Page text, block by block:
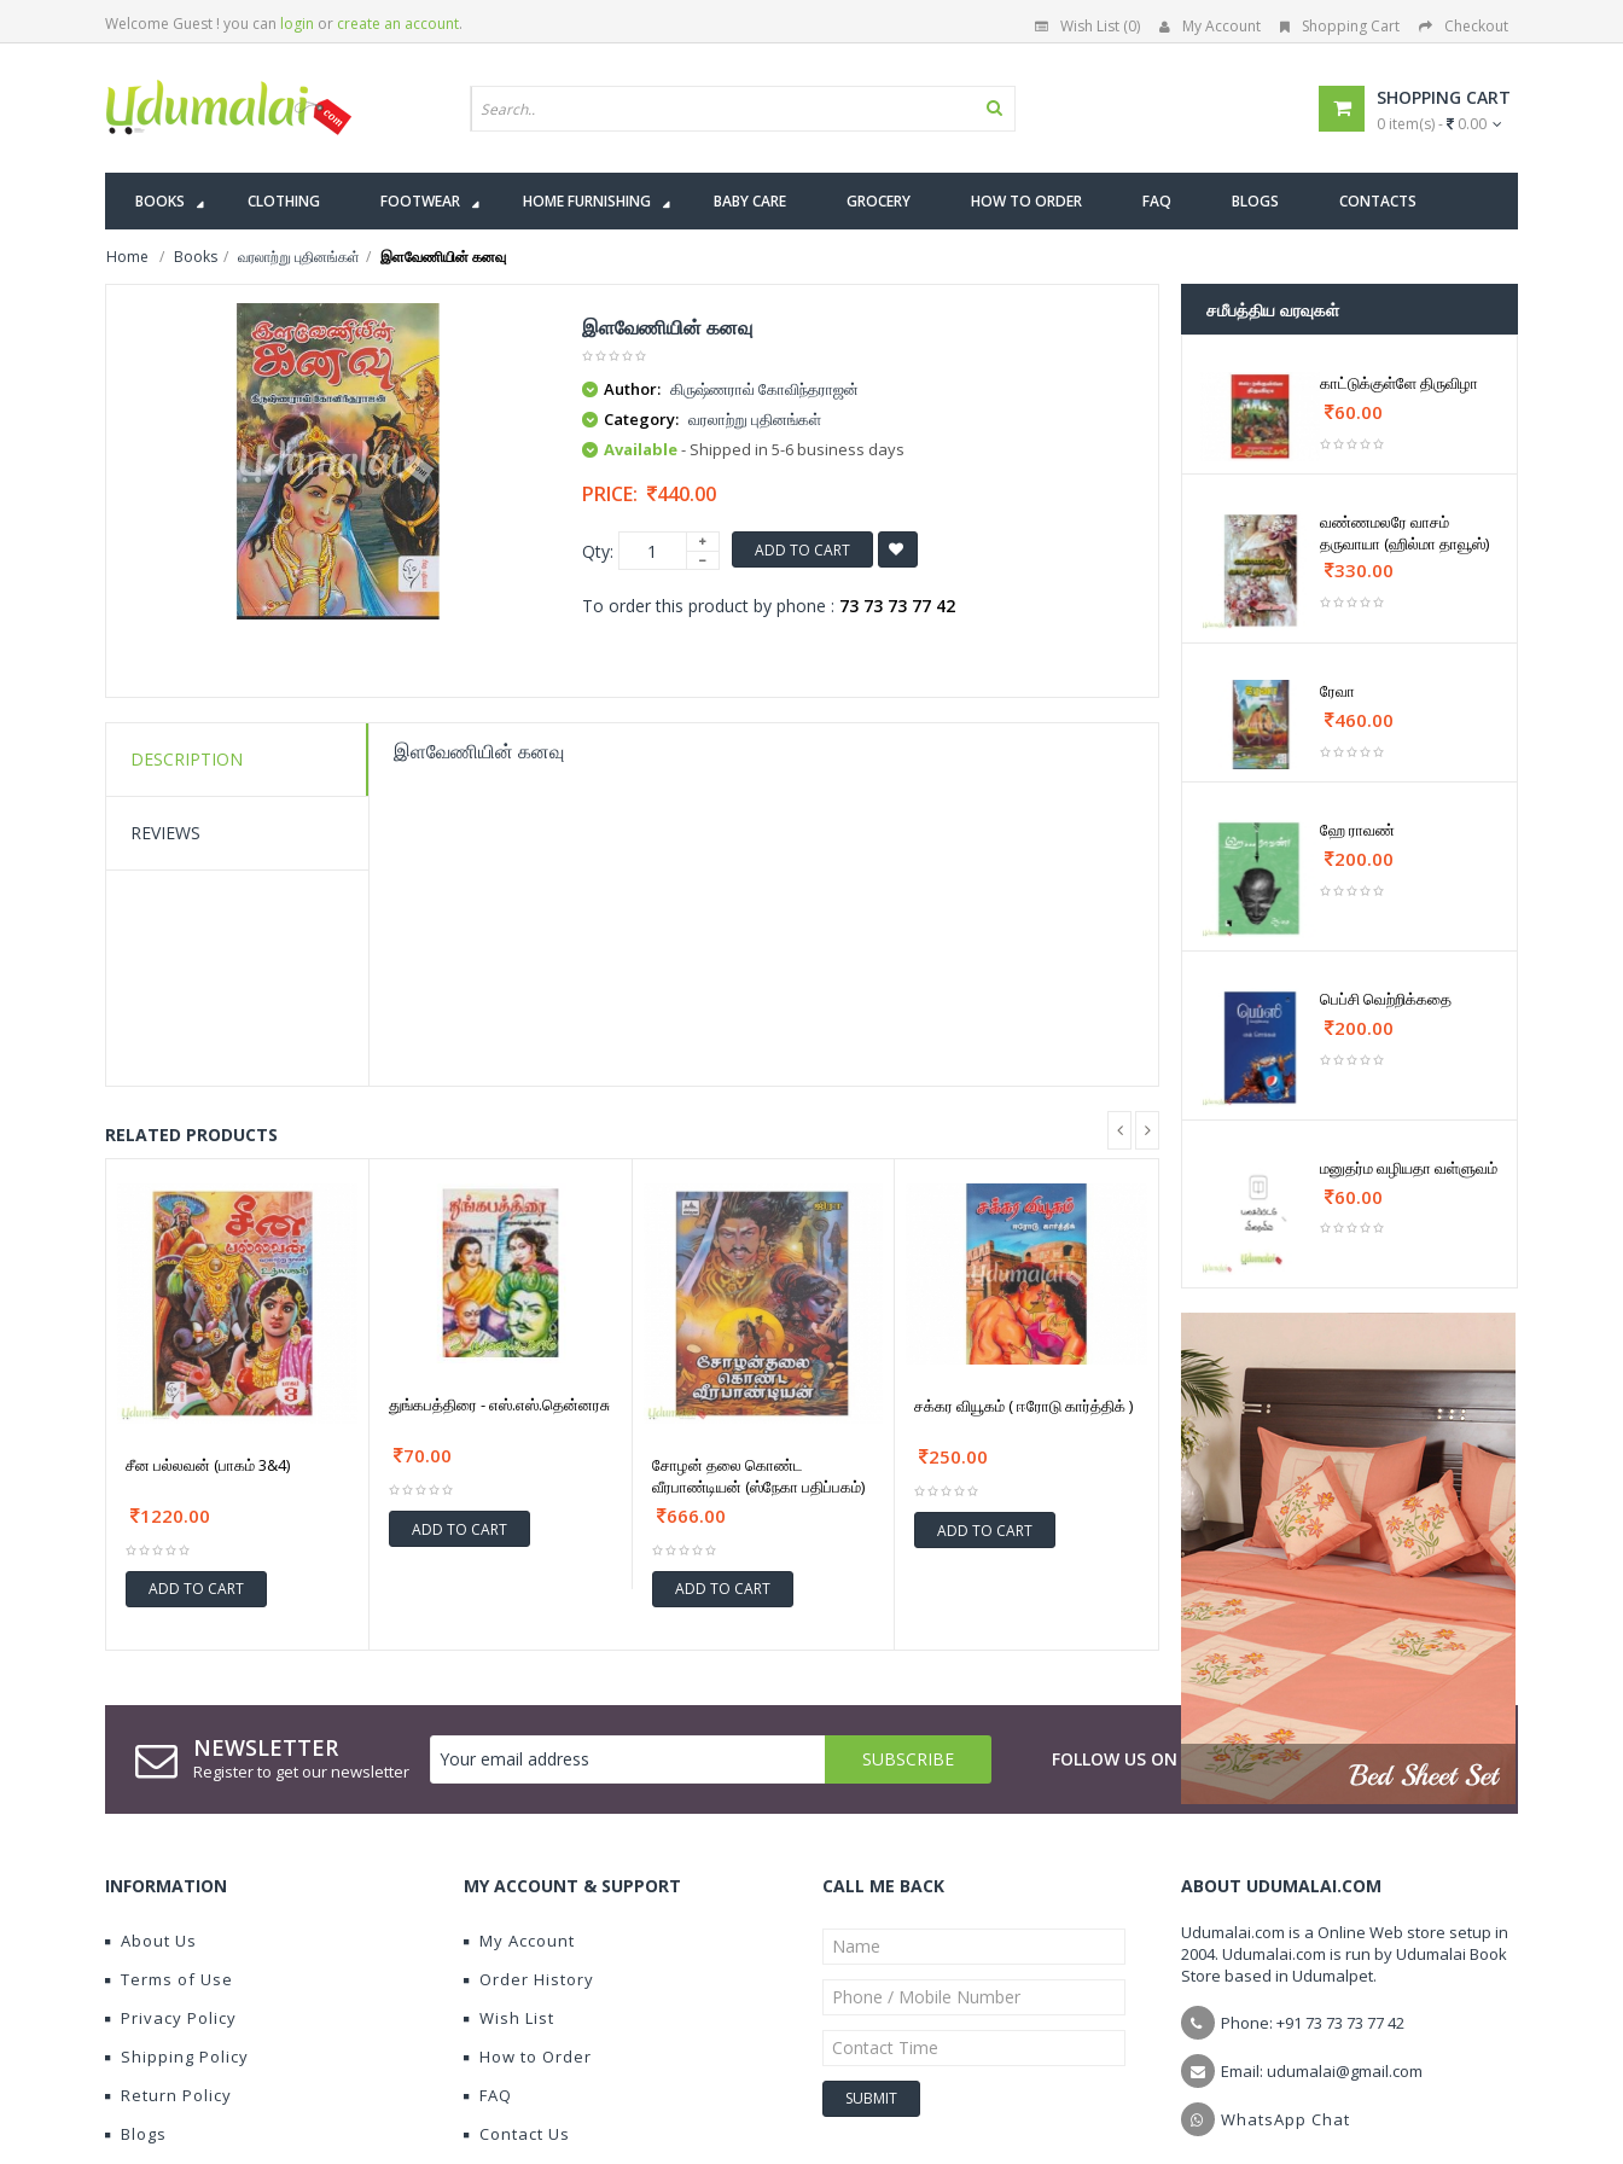
Welcome Guest ! you can login or create an account. Wish List (0) My Account Shopping Cart Checkout
SHOPPING CART
0 item(s) - 0.00
BOOKS CLOTHING FOOTWEAR HOME FURNISHING BABY CARE GROCERY HOW TO ORDER FAQ BLOGS CONTACTS
Home Books வரலாற்று புதினங்கள் இளவேணியின் கனவு
இளவேணியின் கனவு
Author: கிருஷ்ணராவ் கோவிந்தராஜன்
Category: வரலாற்று புதினங்கள்
Available- Shipped in 5-6 business days
PRICE: 440.00
Qty: ADD TO CART
To order this product by phone : 73 73 73 77 42
DESCRIPTION
REVIEWS
இளவேணியின் கனவு
RELATED PRODUCTS
சீன பல்லவன் (பாகம் 3&4)
1220.00
ADD TO CART
துங்கபத்திரை - எஸ்.எஸ்.தென்னரசு
70.00
ADD TO CART
சோழன் தலை கொண்ட
வீரபாண்டியன் (ஸ்நேகா பதிப்பகம்)
666.00
ADD TO CART
சக்கர வியூகம் ( ஈரோடு கார்த்திக் )
250.00
ADD TO CART
சமீபத்திய வரவுகள்
காட்டுக்குள்ளே திருவிழா
60.00
வண்ணமலரே வாசம்
தருவாயா (ஹில்மா தாவூஸ்)
330.00
ரேவா
460.00
ஹே ராவண்
200.00
பெப்சி வெற்றிக்கதை
200.00
மனுதர்ம வழியதா வள்ளுவம்
60.00
NEWSLETTER
Register to get our newsletter
FOLLOW US ON
INFORMATION
About Us
Terms of Use
Privacy Policy
Shipping Policy
Return Policy
Blogs
MY ACCOUNT & SUPPORT
My Account
Order History
Wish List
How to Order
FAQ
Contact Us
CALL ME BACK ABOUT UDUMALAI.COM
Udumalai.com is a Online Web store setup in
2004. Udumalai.com is run by Udumalai Book
Store based in Udumalpet.
Phone: +91 73 73 73 77 42
Email: udumalai@gmail.com
WhatsApp Chat